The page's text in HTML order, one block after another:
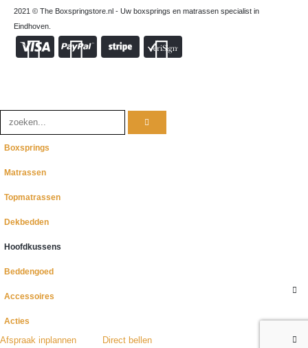
2021 © The Boxspringstore.nl - Uw boxsprings en matrassen specialist in
Eindhoven.
Boxsprings
Matrassen
Topmatrassen
Dekbedden
Hoofdkussens
Beddengoed
Accessoires
Acties
Afspraak inplannen Direct bellen